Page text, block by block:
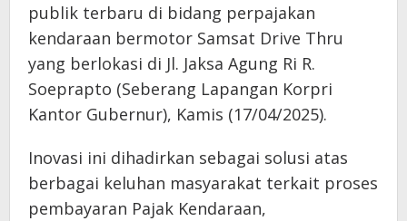
publik terbaru di bidang perpajakan
kendaraan bermotor Samsat Drive Thru
yang berlokasi di Jl. Jaksa Agung Ri R.
Soeprapto (Seberang Lapangan Korpri
Kantor Gubernur), Kamis (17/04/2025).
Inovasi ini dihadirkan sebagai solusi atas
berbagai keluhan masyarakat terkait proses
pembayaran Pajak Kendaraan,